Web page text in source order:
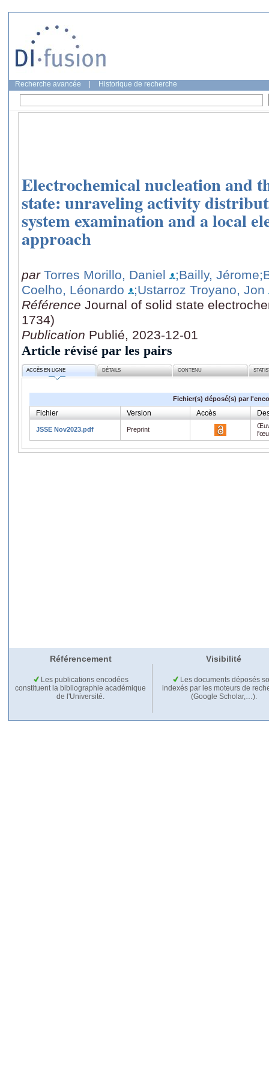
Recherche avancée Historique de recherche
Electrochemical nucleation and
state: unraveling activity
system examination and a local
approach
par Torres Morillo, Daniel ;Bailly, Jérome
Coelho, Léonardo
;Ustarroz Troyano, Jon
Référence Journal of solid state
1734)
Publication Publié, 2023-12-01
Article révisé par les pairs
ACCÈS EN LIGNE DÉTAILS CONTENU
Fichier(s) déposé(s) par
Fichier Version Accès
JSSE Nov2023.pdf Preprint
Référencement Visibilité
Les publications encodées
constituent la bibliographie académique
de l'Université.
Les documents déposés
indexés par les moteurs de
(Google Scholar,…).